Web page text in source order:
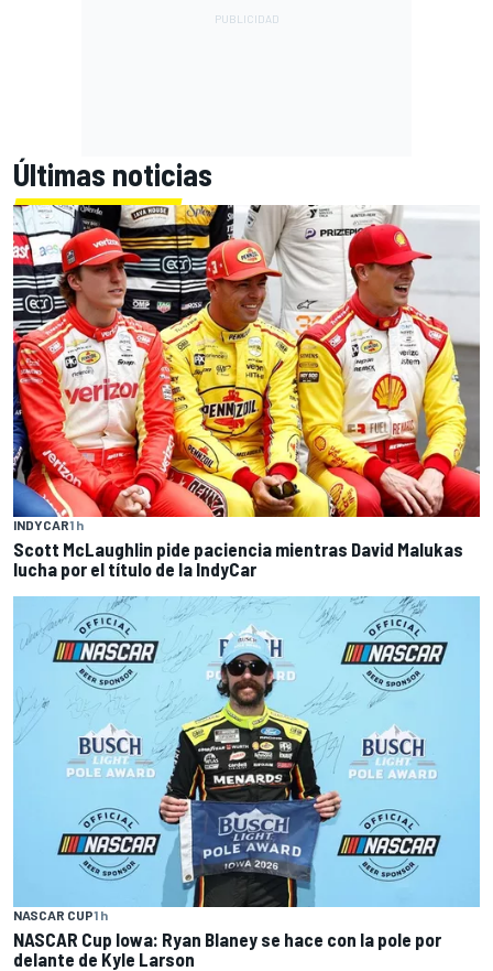
Últimas noticias
INDYCAR1 h
Scott McLaughlin pide paciencia mientras David Malukas
lucha por el título de la IndyCar
NASCAR CUP1 h
NASCAR Cup Iowa: Ryan Blaney se hace con la pole por
delante de Kyle Larson